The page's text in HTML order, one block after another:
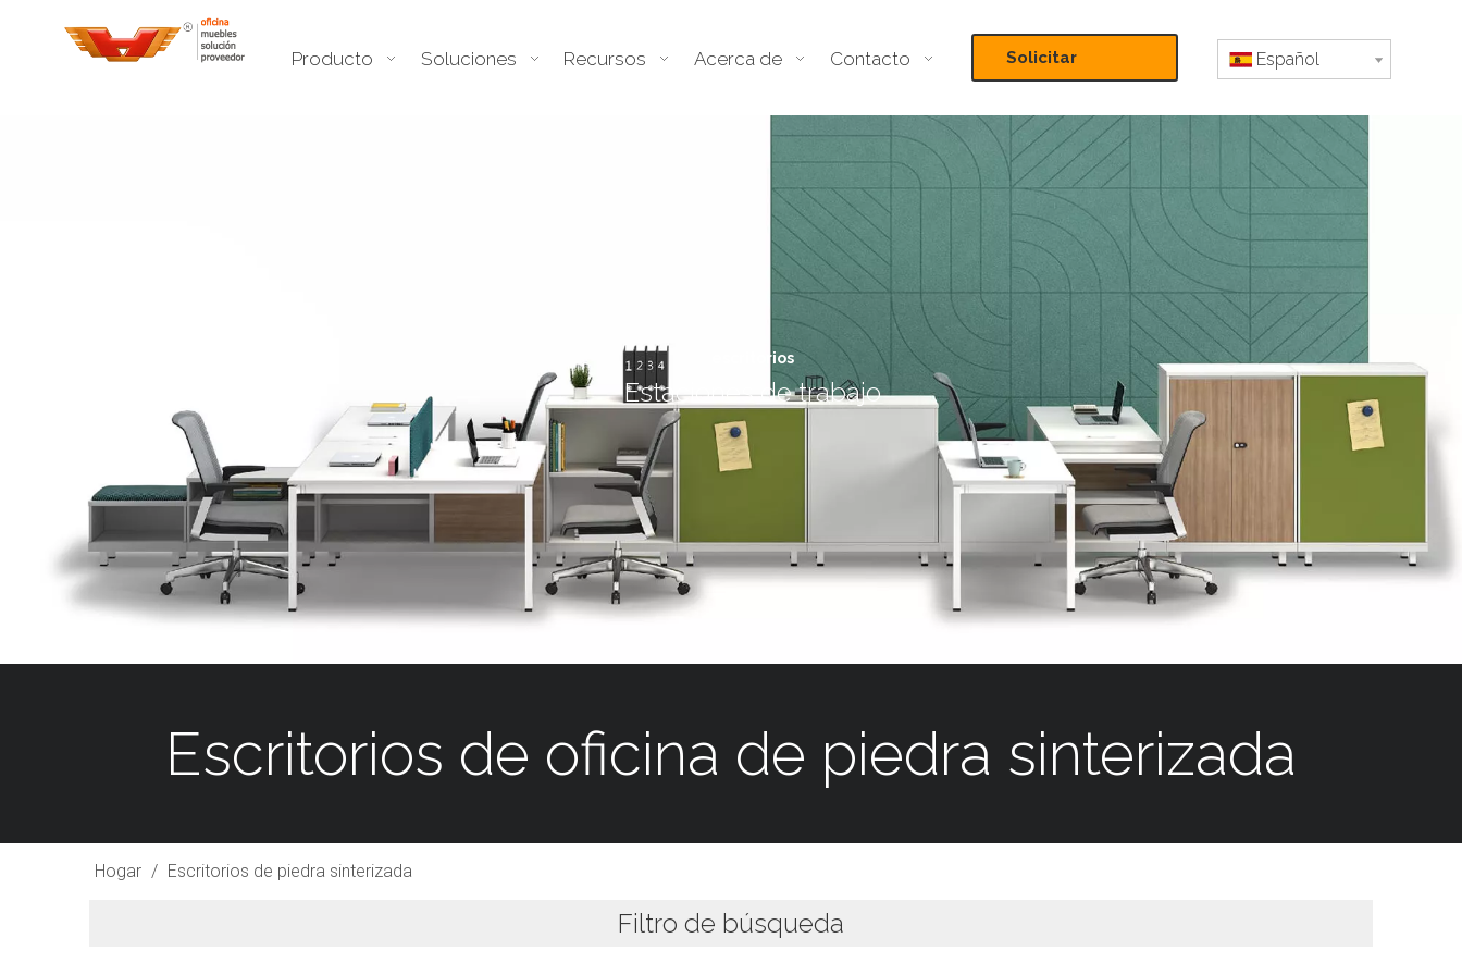
Producto Soluciones Recursos Acerca de Contacto Solicitar Español
escritorios
Estaciones de trabajo
Escritorios de oficina de piedra sinterizada
Hogar / Escritorios de piedra sinterizada
Filtro de búsqueda